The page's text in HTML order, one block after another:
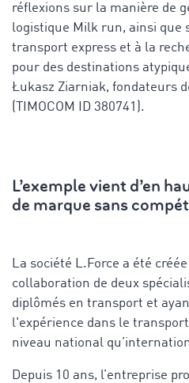
réflexions sur la manière de
logistique Milk run, ainsi que
transport express et à la
pour des destinations
Łukasz Ziarniak, fondateurs
(TIMOCOM ID 380741).
L’exemple vient d’en
de marque sans
La société L.Force a été
collaboration de deux
diplômés en transport et
l'expérience dans le
niveau national
Depuis 10 ans, l’entreprise